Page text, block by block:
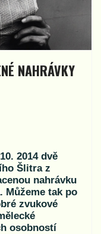
NAHRÁVKY
2014 dvě
Šlitra z
nahrávku
Můžeme tak po
zvukové
osobností